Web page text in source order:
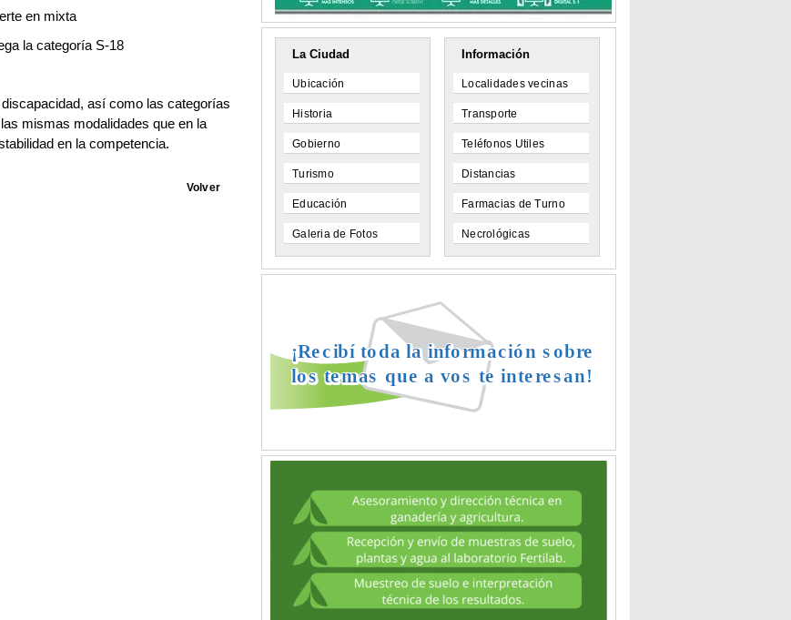
en mixta
la categoría S-18
así como las categorías
mismas modalidades que en la
en la competencia.
Volver
La Ciudad
Ubicación
Historia
Gobierno
Turismo
Educación
Galeria de Fotos
Información
Localidades vecinas
Transporte
Teléfonos Utiles
Distancias
Farmacias de Turno
Necrológicas